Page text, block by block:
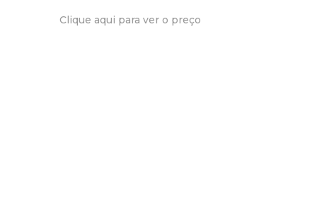
Clique aqui para ver o preço